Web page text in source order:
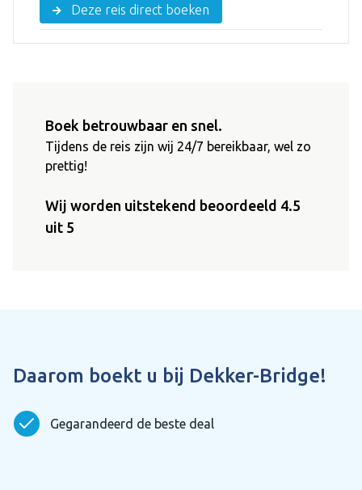
Deze reis direct boeken
Boek betrouwbaar en snel.
Tijdens de reis zijn wij 24/7 bereikbaar, wel zo
prettig!
Wij worden uitstekend beoordeeld 4.5
uit 5
Daarom boekt u bij Dekker-Bridge!
Gegarandeerd de beste deal